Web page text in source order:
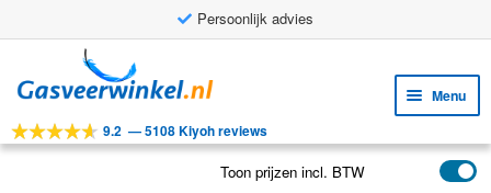
Persoonlijk advies
door
navigatie
naar
inhoud
Menu
Tools 9.2 —5108 Kiyoh reviews
Toon prijzen incl. BTW